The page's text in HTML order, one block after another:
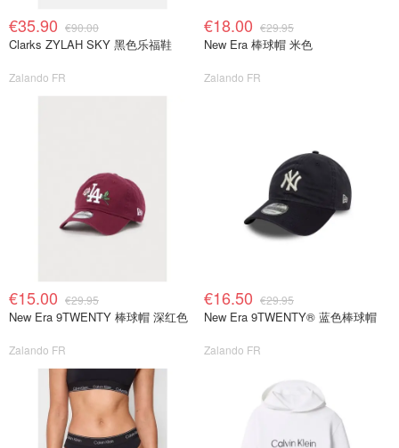
€35.90 €90.00
Clarks ZYLAH SKY 黑色乐福鞋
Zalando FR
€18.00 €29.95
New Era 棒球帽 米色
Zalando FR
€15.00 €29.95
New Era 9TWENTY 棒球帽 深红色
Zalando FR
€16.50 €29.95
New Era 9TWENTY® 蓝色棒球帽
Zalando FR